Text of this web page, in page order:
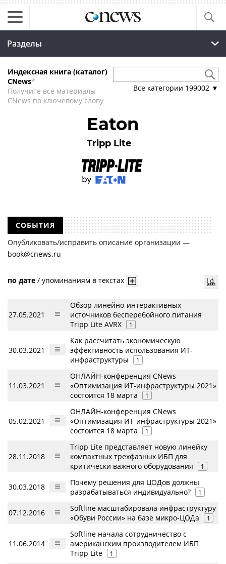
Разделы
Индексная книга (каталог)
CNews*
Получите все материалы
CNews по ключевому слову
Все категории 199002 ▼
Eaton
Tripp Lite
СОБЫТИЯ
Опубликовать/исправить описание организации —
book@cnews.ru
по дате / упоминаниям в текстах
27.05.2021
Обзор линейно-интерактивных
источников бесперебойного питания
Tripp Lite AVRX
1
30.03.2021
Как рассчитать экономическую
эффективность использования ИТ-
инфраструктуры
1
11.03.2021
ОНЛАЙН-конференция CNews
«Оптимизация ИТ-инфраструктуры 2021»
состоится 18 марта
1
05.02.2021
ОНЛАЙН-конференция CNews
«Оптимизация ИТ-инфраструктуры 2021»
состоится 18 марта
1
28.11.2018
Tripp Lite представляет новую линейку
компактных трехфазных ИБП для
критически важного оборудования
1
30.03.2018
Почему решения для ЦОДов должны
разрабатываться индивидуально?
1
07.12.2016
Softline масштабировала инфраструктуру
«Обуви России» на базе микро-ЦОДа
1
11.06.2014
Softline начала сотрудничество с
американским производителем ИБП
Tripp Lite
1